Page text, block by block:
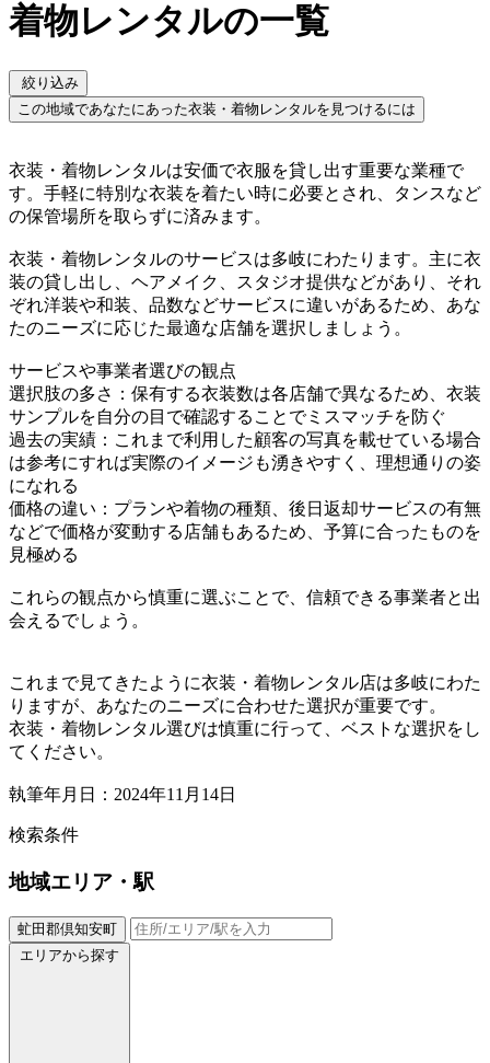
着物レンタルの一覧
絞り込み
この地域であなたにあった衣装・着物レンタルを見つけるには
衣装・着物レンタルは安価で衣服を貸し出す重要な業種で
す。手軽に特別な衣装を着たい時に必要とされ、タンスなど
の保管場所を取らずに済みます。
衣装・着物レンタルのサービスは多岐にわたります。主に衣
装の貸し出し、ヘアメイク、スタジオ提供などがあり、それ
ぞれ洋装や和装、品数などサービスに違いがあるため、あな
たのニーズに応じた最適な店舗を選択しましょう。
サービスや事業者選びの観点
選択肢の多さ：保有する衣装数は各店舗で異なるため、衣装
サンプルを自分の目で確認することでミスマッチを防ぐ
過去の実績：これまで利用した顧客の写真を載せている場合
は参考にすれば実際のイメージも湧きやすく、理想通りの姿
になれる
価格の違い：プランや着物の種類、後日返却サービスの有無
などで価格が変動する店舗もあるため、予算に合ったものを
見極める
これらの観点から慎重に選ぶことで、信頼できる事業者と出
会えるでしょう。
これまで見てきたように衣装・着物レンタル店は多岐にわた
りますが、あなたのニーズに合わせた選択が重要です。
衣装・着物レンタル選びは慎重に行って、ベストな選択をし
てください。
執筆年月日：2024年11月14日
検索条件
地域エリア・駅
虻田郡倶知安町
エリアから探す